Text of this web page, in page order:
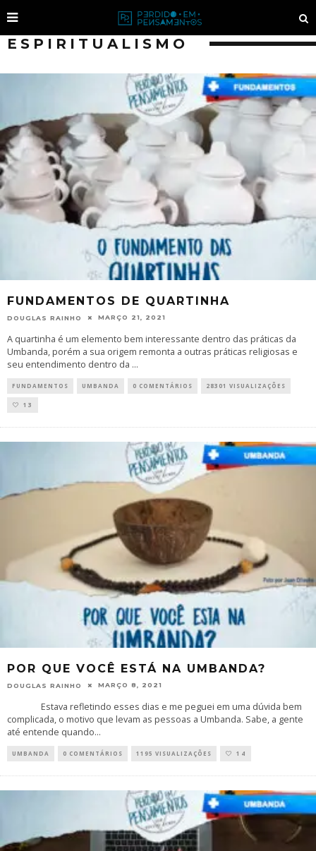
ESPIRITUALISMO
FUNDAMENTOS DE QUARTINHA
DOUGLAS RAINHO MARÇO 21, 2021
A quartinha é um elemento bem interessante dentro das práticas da
Umbanda, porém a sua origem remonta a outras práticas religiosas e
seu entendimento dentro da ...
FUNDAMENTOS UMBANDA 0 COMENTÁRIOS 28301 VISUALIZAÇÕES
13
POR QUE VOCÊ ESTÁ NA UMBANDA?
DOUGLAS RAINHO MARÇO 8, 2021
Estava refletindo esses dias e me peguei em uma dúvida bem
complicada, o motivo que levam as pessoas a Umbanda. Sabe, a gente
até entende quando...
UMBANDA 0 COMENTÁRIOS 1195 VISUALIZAÇÕES 14